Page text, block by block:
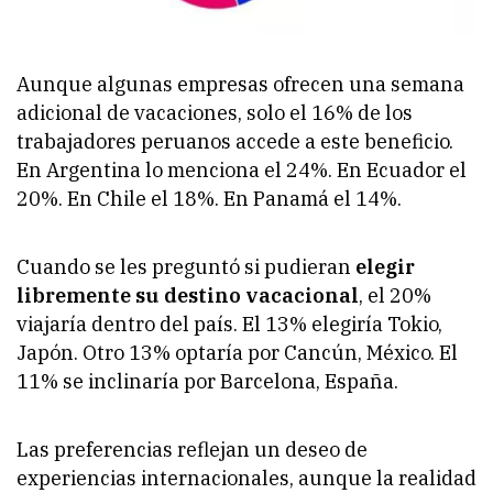
Aunque algunas empresas ofrecen una semana
adicional de vacaciones, solo el 16% de los
trabajadores peruanos accede a este beneficio.
En Argentina lo menciona el 24%. En Ecuador el
20%. En Chile el 18%. En Panamá el 14%.
Cuando se les preguntó si pudieran elegir
libremente su destino vacacional, el 20%
viajaría dentro del país. El 13% elegiría Tokio,
Japón. Otro 13% optaría por Cancún, México. El
11% se inclinaría por Barcelona, España.
Las preferencias reflejan un deseo de
experiencias internacionales, aunque la realidad